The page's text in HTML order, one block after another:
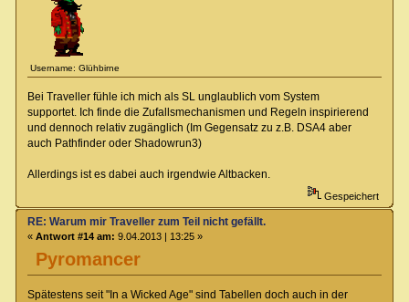
Username: Glühbirne
Bei Traveller fühle ich mich als SL unglaublich vom System
supportet. Ich finde die Zufallsmechanismen und Regeln inspirierend
und dennoch relativ zugänglich (Im Gegensatz zu z.B. DSA4 aber
auch Pathfinder oder Shadowrun3)
Allerdings ist es dabei auch irgendwie Altbacken.
Gespeichert
Pyromancer
RE: Warum mir Traveller zum Teil nicht gefällt.
« Antwort #14 am: 9.04.2013 | 13:25 »
Spätestens seit "In a Wicked Age" sind Tabellen doch auch in der